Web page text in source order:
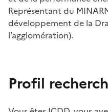
Représentant du
développement de la
l’agglomération).
Profil